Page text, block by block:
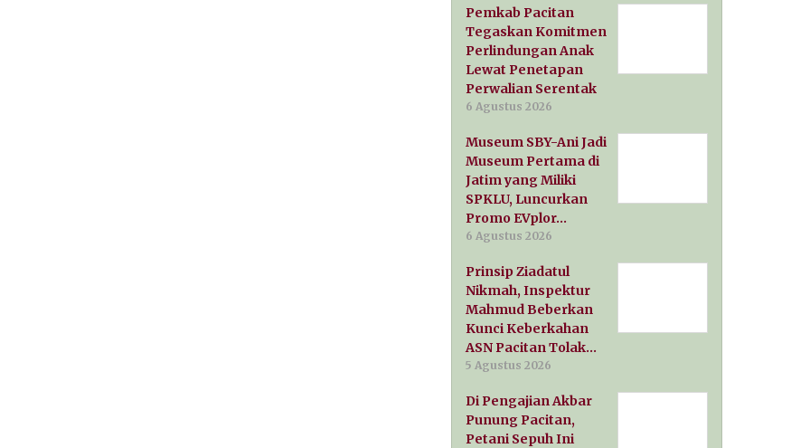
Pemkab Pacitan
Tegaskan Komitmen
Perlindungan Anak
Lewat Penetapan
Perwalian Serentak
6 Agustus 2026
Museum SBY-Ani Jadi
Museum Pertama di
Jatim yang Miliki
SPKLU, Luncurkan
Promo EVplor…
6 Agustus 2026
Prinsip Ziadatul
Nikmah, Inspektur
Mahmud Beberkan
Kunci Keberkahan
ASN Pacitan Tolak…
5 Agustus 2026
Di Pengajian Akbar
Punung Pacitan,
Petani Sepuh Ini